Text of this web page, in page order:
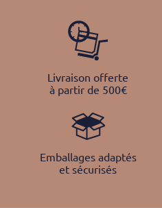
Livraison offerte
à partir de 500€
Emballages adaptés
et sécurisés